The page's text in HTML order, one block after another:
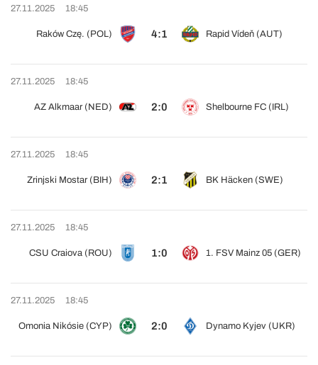
27.11.2025 18:45
Raków Czę. (POL) 4:1 Rapid Vídeň (AUT)
27.11.2025 18:45
AZ Alkmaar (NED) 2:0 Shelbourne FC (IRL)
27.11.2025 18:45
Zrinjski Mostar (BIH) 2:1 BK Häcken (SWE)
27.11.2025 18:45
CSU Craiova (ROU) 1:0 1. FSV Mainz 05 (GER)
27.11.2025 18:45
Omonia Nikósie (CYP) 2:0 Dynamo Kyjev (UKR)